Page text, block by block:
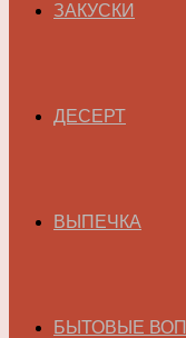
ЗАКУСКИ
ДЕСЕРТ
ВЫПЕЧКА
БЫТОВЫЕ